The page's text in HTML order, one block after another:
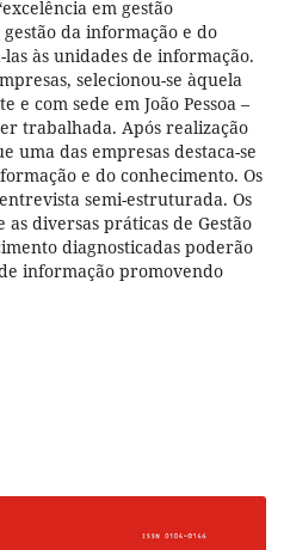
em gestão
da informação e do
às unidades de informação.
selecionou-se àquela
com sede em João Pessoa –
trabalhada. Após realização
uma das empresas destaca-se
e do conhecimento. Os
semi-estruturada. Os
diversas práticas de Gestão
diagnosticadas poderão
informação promovendo